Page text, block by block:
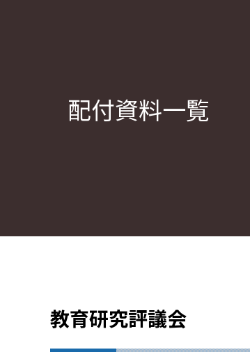
配付資料一覧
教育研究評議会